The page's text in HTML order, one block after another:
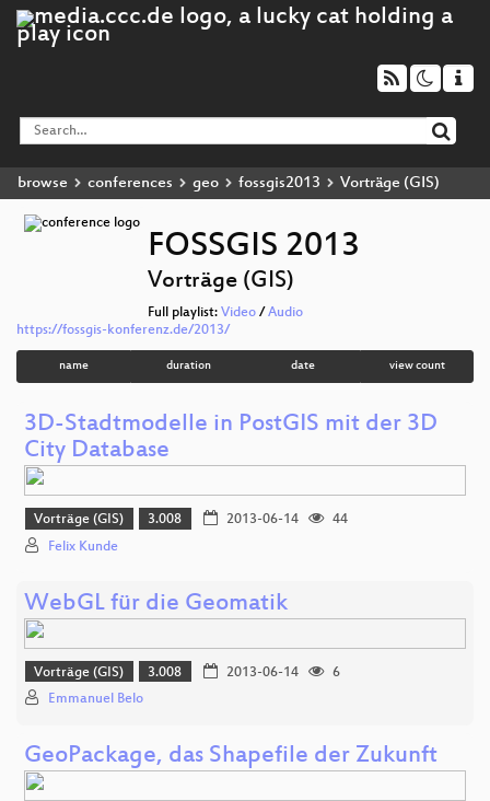
browse conferences geo fossgis2013 Vorträge (GIS)
FOSSGIS 2013
Vorträge (GIS)
Full playlist: Video / Audio
https://fossgis-konferenz.de/2013/
name duration date view count
3D-Stadtmodelle in PostGIS mit der 3D
City Database
Vorträge (GIS) 3.008 2013-06-14
44
Felix Kunde
WebGL für die Geomatik
Vorträge (GIS) 3.008 2013-06-14
6
Emmanuel Belo
GeoPackage, das Shapefile der Zukunft